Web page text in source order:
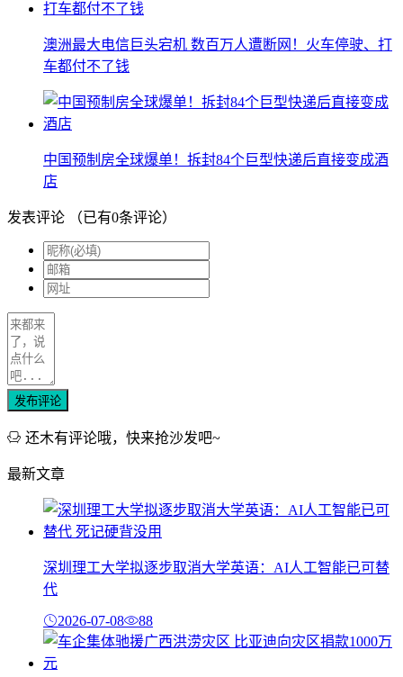
澳洲最大电信巨头宕机 数百万人遭断网！火车停驶、打
车都付不了钱
中国预制房全球爆单！拆封84个巨型快递后直接变成酒
店
发表评论 （已有0条评论）
发布评论
还木有评论哦，快来抢沙发吧~
最新文章
深圳理工大学拟逐步取消大学英语：AI人工智能已可替
代
2026-07-08 88